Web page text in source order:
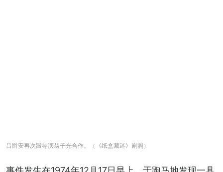
吕爵安再次跟导演翁子光合作。（《纸盒藏迷》剧照）